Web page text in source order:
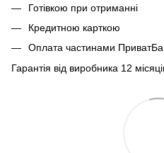
Готівкою при отриманні
Кредитною карткою
Оплата частинами
Гарантія від виробника 12